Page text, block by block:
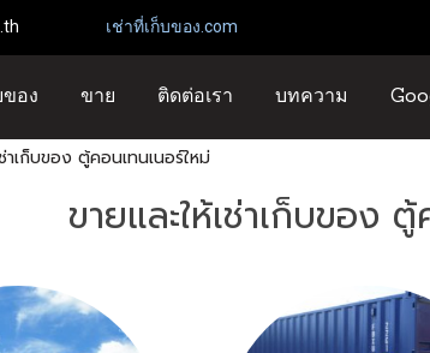
เช่าที่เก็บของ.com
ของ ขาย ติดต่อเรา บทความ
าเก็บของ ตู้คอนเทนเนอร์ใหม่
ขายและให้เช่าเก็บของ